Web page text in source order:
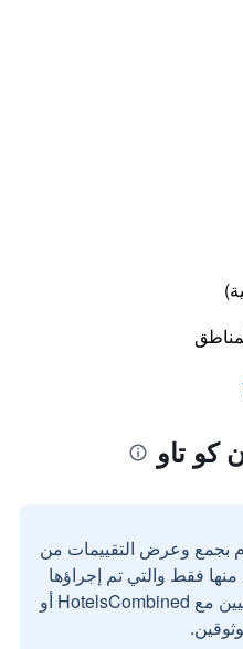
كو تاو
بجمع وعرض التقييمات من
فقط والتي تم إجراؤها
بواسطة مستخدمين حقيقيين مع HotelsCombined أو